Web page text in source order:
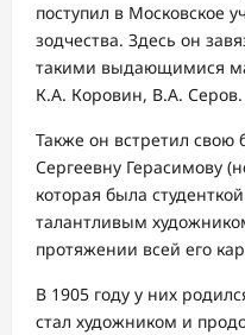
поступил в Московское
зодчества. Здесь он
такими выдающимися
К.А. Коровин, В.А. Серов.
Также он встретил свою
Сергеевну Герасимову
которая была
талантливым
протяжении всей его
В 1905 году у них
стал художником и